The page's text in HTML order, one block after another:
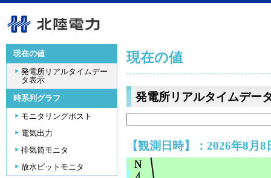
現在の値
発電所リアルタイムデー
タ表示
時系列グラフ
モニタリングポスト
電気出力
排気筒モニタ
放水ピットモニタ
現在の値
発電所リアルタイムデー
【観測日時】：2026年8月